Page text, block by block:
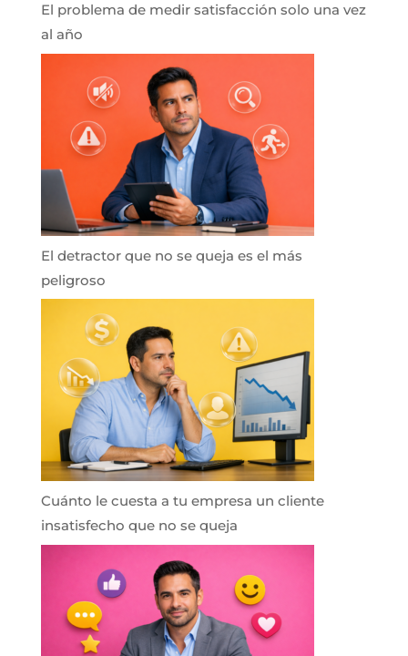
El problema de medir satisfacción solo una vez
al año
El detractor que no se queja es el más
peligroso
Cuánto le cuesta a tu empresa un cliente
insatisfecho que no se queja